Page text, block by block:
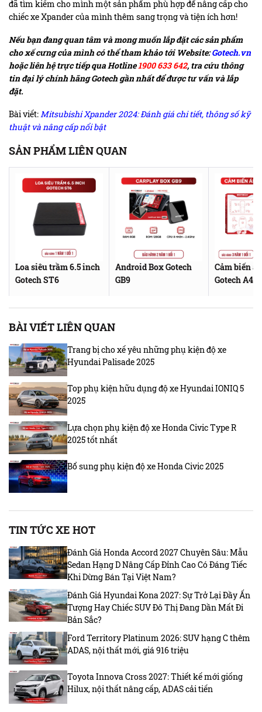
đã tìm kiếm cho mình một sản phẩm phù hợp để nâng cấp cho
chiếc xe Xpander của mình thêm sang trọng và tiện ích hơn!
Nếu bạn đang quan tâm và mong muốn lắp đặt các sản phẩm
cho xế cưng của mình có thể tham khảo tới Website:Gotech.vn
hoặc liên hệ trực tiếp qua Hotline1900 633 642, tra cứu thông
tin đại lý chính hãng Gotech gần nhất để được tư vấn và lắp
đặt.
Bài viết:Mitsubishi Xpander 2024: Đánh giá chi tiết, thông số kỹ
thuật và nâng cấp nổi bật
SẢN PHẨM LIÊN QUAN
Loa siêu trầm 6.5 inch
Gotech ST6
Android Box Gotech
GB9
Cảm biến
Gotech A4A
BÀI VIẾT LIÊN QUAN
Trang bị cho xế yêu những phụ kiện độ xe
Hyundai Palisade 2025
Top phụ kiện hữu dụng độ xe Hyundai IONIQ 5
2025
Lựa chọn phụ kiện độ xe Honda Civic Type R
2025 tốt nhất
Bổ sung phụ kiện độ xe Honda Civic 2025
TIN TỨC XE HOT
Đánh Giá Honda Accord 2027 Chuyên Sâu: Mẫu
Sedan Hạng D Nâng Cấp Đỉnh Cao Có Đáng Tiếc
Khi Dừng Bán Tại Việt Nam?
Đánh Giá Hyundai Kona 2027: Sự Trở Lại Đầy Ấn
Tượng Hay Chiếc SUV Đô Thị Đang Dần Mất Đi
Bản Sắc?
Ford Territory Platinum 2026: SUV hạng C thêm
ADAS, nội thất mới, giá 916 triệu
Toyota Innova Cross 2027: Thiết kế mới giống
Hilux, nội thất nâng cấp, ADAS cải tiến